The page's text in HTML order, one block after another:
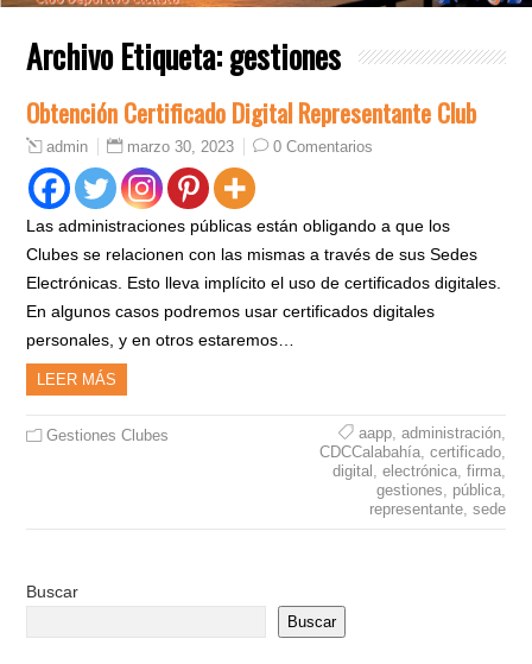
Archivo Etiqueta:gestiones
Obtención Certificado Digital Representante Club
admin marzo 30, 2023 0 Comentarios
Las administraciones públicas están obligando a que los
Clubes se relacionen con las mismas a través de sus Sedes
Electrónicas. Esto lleva implícito el uso de certificados digitales.
En algunos casos podremos usar certificados digitales
personales, y en otros estaremos…
LEER MÁS
Gestiones Clubes aapp, administración,
CDCCalabahía, certificado,
digital electrónica, firma,
gestiones
pública,
representante, sede
Buscar
Buscar